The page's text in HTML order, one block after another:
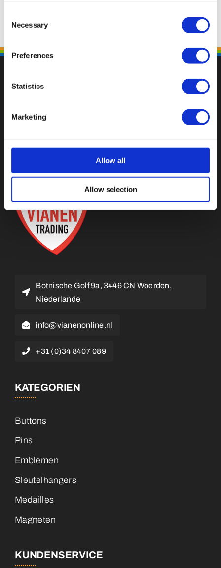
Selection
Necessary
Preferences
Statistics
Marketing
Allow all
Allow selection
Fallen Sie mit einzigartigen
Botnische Golf 9a, 3446 CN Woerden,
Niederlande
info@vianenonline.nl
+31 (0)34 8407 089
KATEGORIEN
Buttons
Pins
Emblemen
Sleutelhangers
Medailles
Magneten
KUNDENSERVICE